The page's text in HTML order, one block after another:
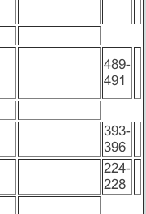
489-
491
393-
396
224-
228